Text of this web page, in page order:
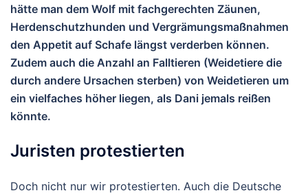
hätte man dem Wolf mit fachgerechten Zäunen,
Herdenschutzhunden und Vergrämungsmaßnahmen
den Appetit auf Schafe längst verderben können.
Zudem auch die Anzahl an Falltieren (Weidetiere die
durch andere Ursachen sterben) von Weidetieren um
ein vielfaches höher liegen, als Dani jemals reißen
könnte.
Juristen protestierten
Doch nicht nur wir protestierten. Auch die Deutsche